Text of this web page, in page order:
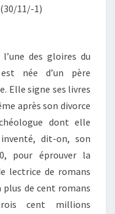
(30/11/-1)
des gloires du
née d’un père
Elle signe ses livres
après son divorce
dont elle
dit-on, son
pour éprouver la
lectrice de romans
de cent romans
cent millions